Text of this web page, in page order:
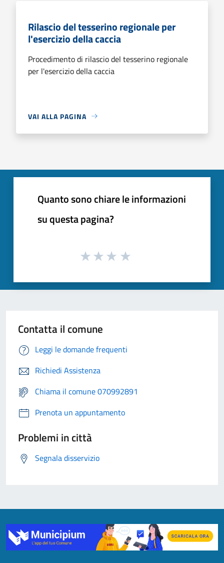
Rilascio del tesserino regionale per
l'esercizio della caccia
Procedimento di rilascio del tesserino regionale
per l'esercizio della caccia
VAI ALLA PAGINA
Quanto sono chiare le informazioni
su questa pagina?
Contatta il comune
Leggi le domande frequenti
Richiedi Assistenza
Chiama il comune 070992891
Prenota un appuntamento
Problemi in città
Segnala disservizio